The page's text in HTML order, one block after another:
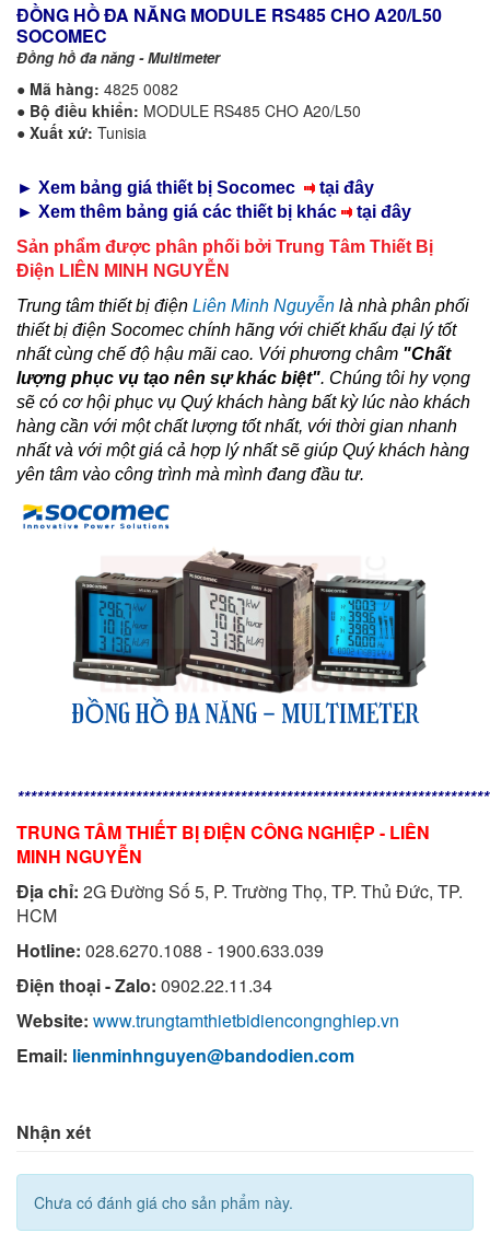
ĐỒNG HỒ ĐA NĂNG MODULE RS485 CHO A20/L50
SOCOMEC
Đồng hồ đa năng - Multimeter
● Mã hàng: 4825 0082
● Bộ điều khiển: MODULE RS485 CHO A20/L50
● Xuất xứ: Tunisia
► Xem bảng giá thiết bị Socomec
tại đây
► Xem thêm bảng giá các thiết bị khác
tại đây
Sản phẩm được phân phối bởi Trung Tâm Thiết Bị
Điện LIÊN MINH NGUYỄN
Trung tâm thiết bị điện Liên Minh Nguyễn là nhà phân phối
thiết bị điện Socomec chính hãng với chiết khấu đại lý tốt
nhất cùng chế độ hậu mãi cao. Với phương châm "Chất
lượng phục vụ tạo nên sự khác biệt". Chúng tôi hy vọng
sẽ có cơ hội phục vụ Quý khách hàng bất kỳ lúc nào khách
hàng cần với một chất lượng tốt nhất, với thời gian nhanh
nhất và với một giá cả hợp lý nhất sẽ giúp Quý khách hàng
yên tâm vào công trình mà mình đang đầu tư.
TRUNG TÂM THIẾT BỊ ĐIỆN CÔNG NGHIỆP - LIÊN
MINH NGUYỄN
Địa chỉ: 2G Đường Số 5, P. Trường Thọ, TP. Thủ Đức, TP.
HCM
Hotline: 028.6270.1088 - 1900.633.039
Điện thoại - Zalo: 0902.22.11.34
Website: www.trungtamthietbidiencongnghiep.vn
Email: lienminhnguyen@bandodien.com
Nhận xét
Chưa có đánh giá cho sản phẩm này.